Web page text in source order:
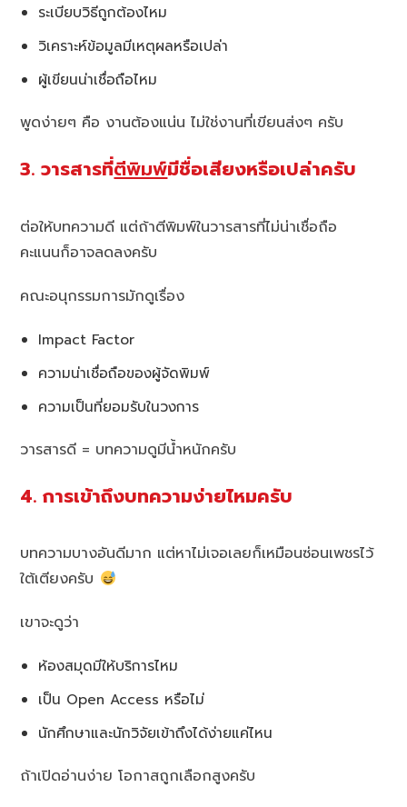
ระเบียบวิธีถูกต้องไหม
วิเคราะห์ข้อมูลมีเหตุผลหรือเปล่า
ผู้เขียนน่าเชื่อถือไหม
พูดง่ายๆ คือ งานต้องแน่น ไม่ใช่งานที่เขียนส่งๆ ครับ
3. วารสารที่ตีพิมพ์มีชื่อเสียงหรือเปล่าครับ
ต่อให้บทความดี แต่ถ้าตีพิมพ์ในวารสารที่ไม่น่าเชื่อถือ
คะแนนก็อาจลดลงครับ
คณะอนุกรรมการมักดูเรื่อง
Impact Factor
ความน่าเชื่อถือของผู้จัดพิมพ์
ความเป็นที่ยอมรับในวงการ
วารสารดี = บทความดูมีน้ำหนักครับ
4. การเข้าถึงบทความง่ายไหมครับ
บทความบางอันดีมาก แต่หาไม่เจอเลยก็เหมือนซ่อนเพชรไว้
ใต้เตียงครับ
เขาจะดูว่า
ห้องสมุดมีให้บริการไหม
เป็น Open Access หรือไม่
นักศึกษาและนักวิจัยเข้าถึงได้ง่ายแค่ไหน
ถ้าเปิดอ่านง่าย โอกาสถูกเลือกสูงครับ